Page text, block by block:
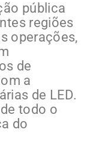
pública
regiões
operações,
de
a
de LED.
todo o
do